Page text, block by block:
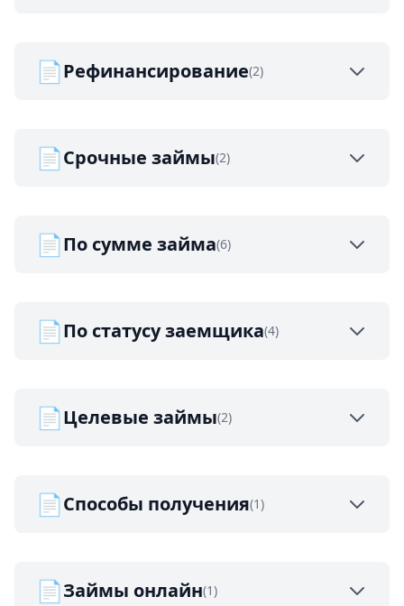
📄Рефинансирование(2)
📄Срочные займы(2)
📄По сумме займа(6)
📄По статусу заемщика(4)
📄Целевые займы(2)
📄Способы получения(1)
📄Займы онлайн(1)